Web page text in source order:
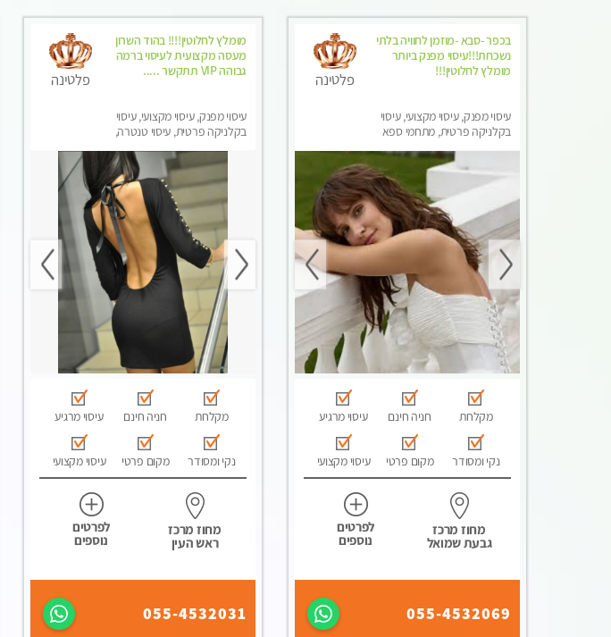
בכפר -סבא -מוזמן לחוויה בלתי
נשכחת!!!עיסוי מפנק ביותר
מומלץ לחלוטין!!!
עיסוי מפנק, עיסוי מקצועי, עיסוי
בקלניקה פרטית, מתחמי ספא
לגבר, עיסוי לנשים בלבד
פלטינה
מקלחת חניה חינם עיסוי מרגיע
נקי ומסודר מקום פרטי עיסוי מקצועי
מחוז מרכז
גבעת שמואל
לפרטים
נוספים
055-4532069
מומלץ לחלוטין!!!! בהוד השרון
מעסה מקצועית לעיסוי ברמה
גבוהה VIP תתקשר .....
עיסוי מפנק, עיסוי מקצועי, עיסוי
בקלניקה פרטית, עיסוי טנטרה,
פלטינה
מקלחת חניה חינם עיסוי מרגיע
נקי ומסודר מקום פרטי עיסוי מקצועי
מחוז מרכז
ראש העין
לפרטים
נוספים
055-4532031